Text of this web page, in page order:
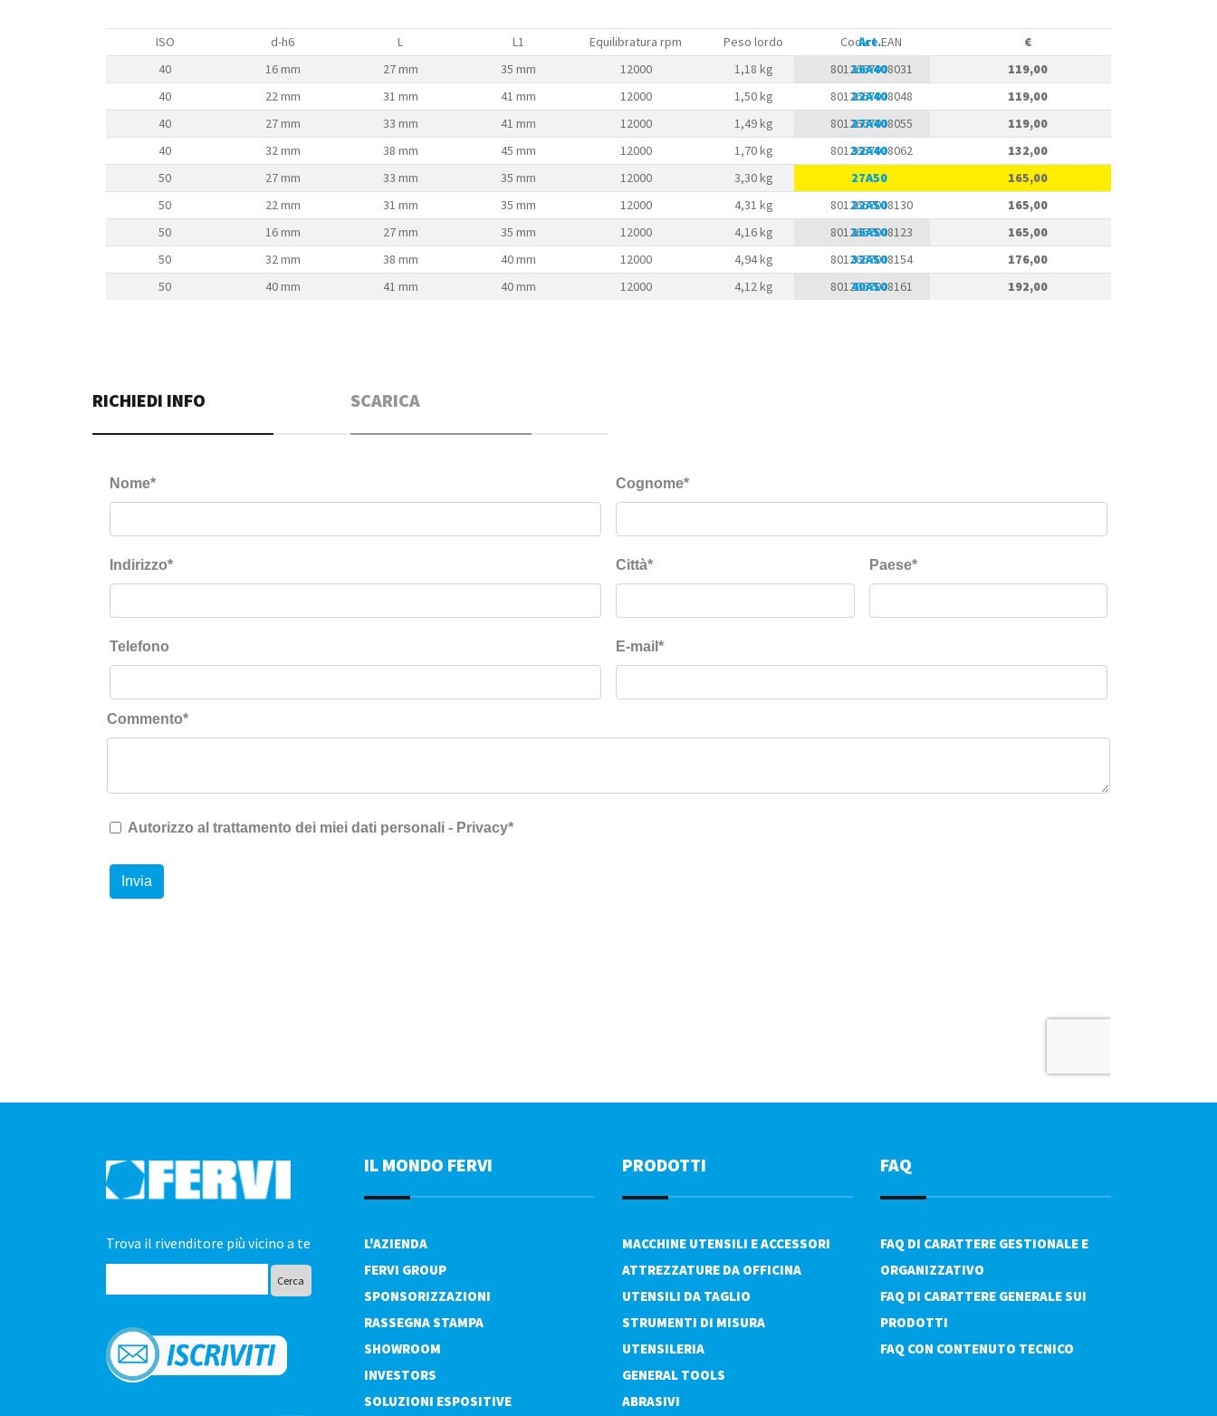
ISO d-h6 L L1 Equilibratura rpm Peso lordo
Codice EAN
40
16 mm 27 mm 35 mm 12000 1,18 kg
8012667008031
40
22 mm 31 mm 41 mm 12000 1,50 kg
8012667008048
40
27 mm 33 mm 41 mm 12000 1,49 kg
8012667008055
40
32 mm 38 mm 45 mm 12000 1,70 kg
8012667008062
50
27 mm 33 mm 35 mm 12000 3,30 kg
8012667008147
50
22 mm 31 mm 35 mm 12000 4,31 kg
8012667008130
50
16 mm 27 mm 35 mm 12000 4,16 kg
8012667008123
50
32 mm 38 mm 40 mm 12000 4,94 kg
8012667008154
50
40 mm 41 mm 40 mm 12000 4,12 kg 8012667008161
Art.
€
16A40
119,00
22A40
119,00
27A40
119,00
32A40
132,00
27A50
165,00
22A50
165,00
16A50
165,00
32A50
176,00
40A50
192,00
RICHIEDI INFO SCARICA
Trova il rivenditore più vicino a te
IL MONDO FERVI
L'AZIENDA
FERVI GROUP
SPONSORIZZAZIONI
RASSEGNA STAMPA
SHOWROOM
INVESTORS
SOLUZIONI ESPOSITIVE
PRODOTTI
MACCHINE UTENSILI E ACCESSORI
ATTREZZATURE DA OFFICINA
UTENSILI DA TAGLIO
STRUMENTI DI MISURA
UTENSILERIA
GENERAL TOOLS
ABRASIVI
FAQ
FAQ DI CARATTERE GESTIONALE E
ORGANIZZATIVO
FAQ DI CARATTERE GENERALE SUI
PRODOTTI
FAQ CON CONTENUTO TECNICO